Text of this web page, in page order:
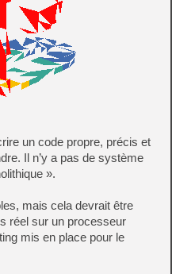
un code propre, précis et
Il n’y a pas de système
».
mais cela devrait être
réel sur un processeur
mis en place pour le